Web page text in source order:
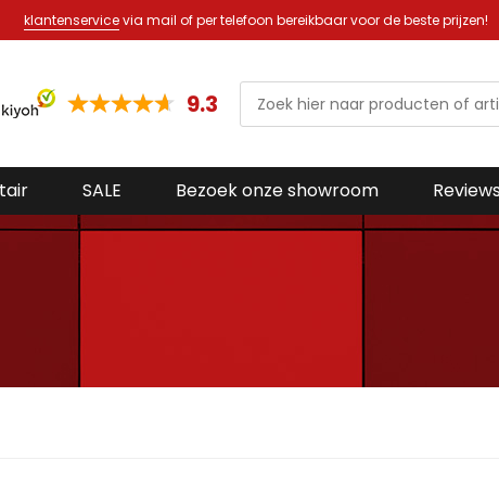
Altijd een ruim aanbod in onze showroom van meer dan 400m2
9.3
SALE Bezoek onze showroom Reviews